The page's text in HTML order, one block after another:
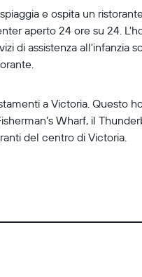
e ospita un
aperto 24 ore su 24.
di assistenza all'infanzia
a Victoria. Questo
Wharf, il
del centro di Victoria.